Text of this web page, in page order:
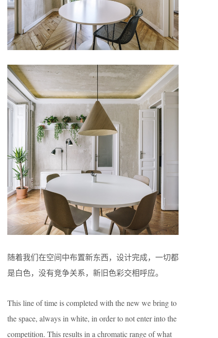
随着我们在空间中布置新东西，设计完成，一切都
是白色，没有竞争关系，新旧色彩交相呼应。
This line of time is completed with the new we bring to
the space, always in white, in order to not enter into the
competition. This results in a chromatic range of what